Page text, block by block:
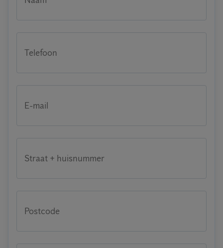
Telefoon
E-mail
Straat + huisnummer
Postcode